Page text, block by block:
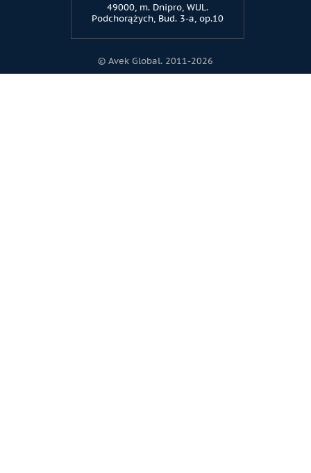
© Avek Global. 2011-2026
49000, m. Dnipro, WUL.
Podchorążych, Bud. 3-a, op.10